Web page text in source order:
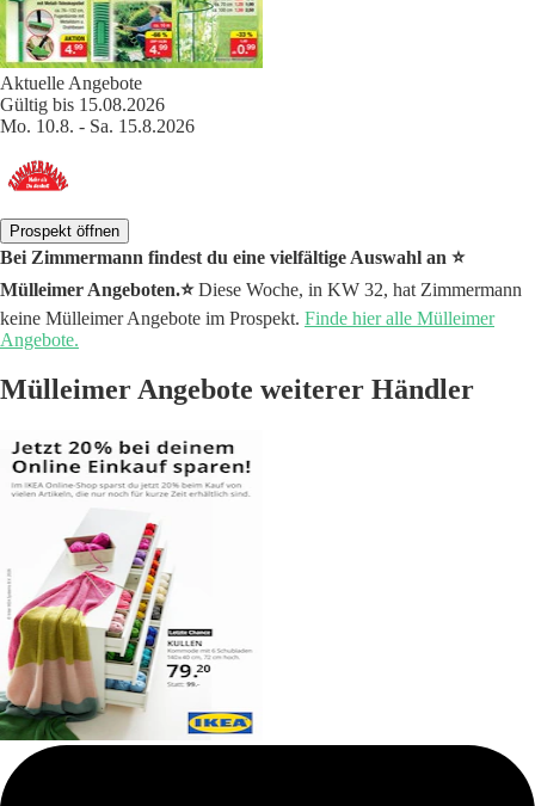
Aktuelle Angebote
Gültig bis 15.08.2026
Mo. 10.8. - Sa. 15.8.2026
Prospekt öffnen
Bei Zimmermann findest du eine vielfältige Auswahl an ⭐️
Mülleimer Angeboten.⭐️Diese Woche, in KW 32, hat Zimmermann
keine Mülleimer Angebote im Prospekt. Finde hier alle Mülleimer
Angebote.
Mülleimer Angebote weiterer Händler